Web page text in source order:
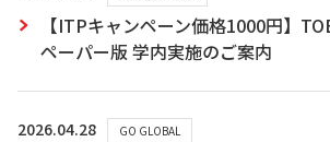
【ITPキャンペーン価格1000円】
ペーパー版 学内実施のご案内
2026.04.28 GO GLOBAL